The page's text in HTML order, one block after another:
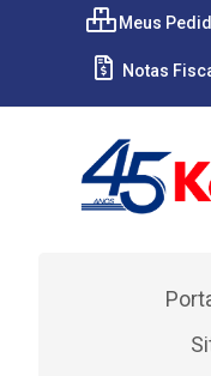
Meus
Notas